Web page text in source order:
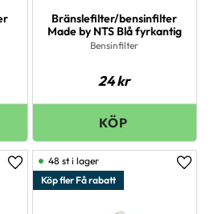
Bränslefilter/bensinfilter
Made by NTS Blå fyrkantig
Bensinfilter
24kr
Lägg till i favoriter
Köp fler Få rabatt
48 st i lager